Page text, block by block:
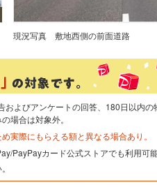
現況写真 敷地西側の前面道路
およびアンケートの回答、180日以内の
場合は対象外。
実際にもらえる額と異なる場合あり。
PayPayカード公式ストアでも利用可能